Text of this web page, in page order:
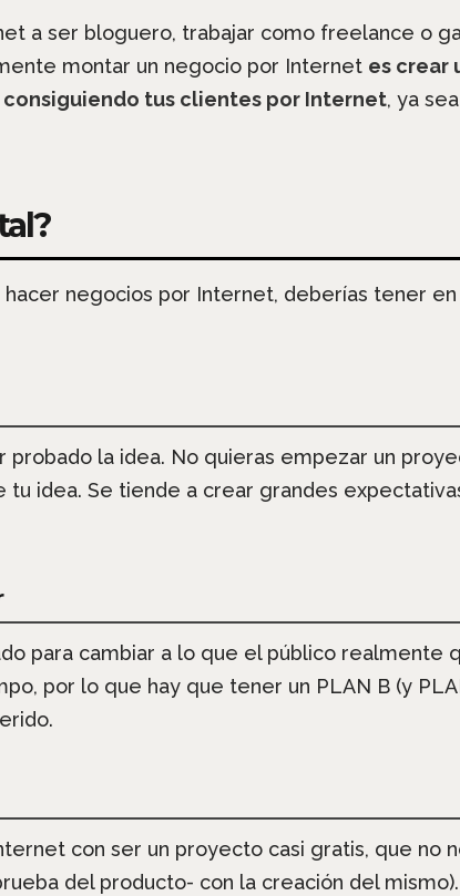
a ser bloguero, trabajar como freelance o
montar un negocio por Internet es crear
tus clientes por Internet, ya
negocios por Internet, deberías tener
la idea. No quieras empezar un
idea. Se tiende a crear grandes
para cambiar a lo que el público realmente
por lo que hay que tener un PLAN B (y
con ser un proyecto casi gratis, que no
del producto- con la creación del mismo).